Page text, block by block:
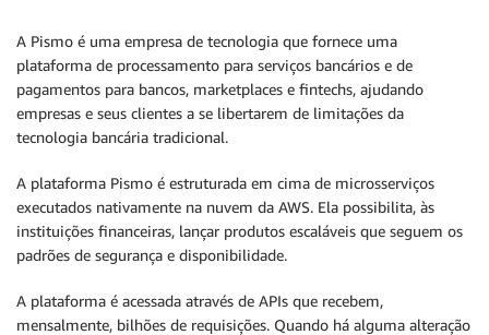
A Pismo é uma empresa de tecnologia que fornece uma
plataforma de processamento para serviços bancários e de
pagamentos para bancos, marketplaces e fintechs, ajudando
empresas e seus clientes a se libertarem de limitações da
tecnologia bancária tradicional.
A plataforma Pismo é estruturada em cima de microsserviços
executados nativamente na nuvem da AWS. Ela possibilita, às
instituições financeiras, lançar produtos escaláveis que seguem os
padrões de segurança e disponibilidade.
A plataforma é acessada através de APIs que recebem,
mensalmente, bilhões de requisições. Quando há alguma alteração